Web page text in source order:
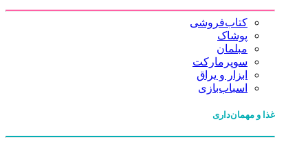
کتاب‌فروشی
پوشاک
مبلمان
سوپرمارکت
ابزار و یراق
اسباب‌بازی
غذا و مهمان‌داری